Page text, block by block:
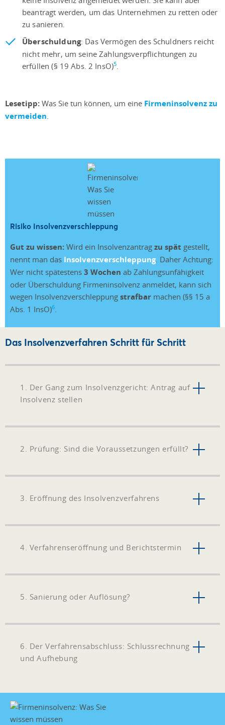
beantragt werden, um das Unternehmen zu retten oder
zu sanieren.
Überschuldung: Das Vermögen des Schuldners reicht
nicht mehr, um seine Zahlungsverpflichtungen zu
erfüllen (§ 19 Abs. 2 InsO)5
Lesetipp: Was Sie tun können, um eine Firmeninsolvenz zu
vermeiden
Risiko Insolvenzverschleppung
Gut zu wissen: Wird ein Insolvenzantrag zu spät gestellt,
nennt man das Insolvenzverschleppung. Daher Achtung:
Wer nicht spätestens 3 Wochen ab Zahlungsunfähigkeit
oder Überschuldung Firmeninsolvenz anmeldet, kann sich
wegen Insolvenzverschleppung strafbar machen (§§ 15 a
Abs. 1 InsO)6
Das Insolvenzverfahren Schritt für Schritt
1. Der Gang zum Insolvenzgericht: Antrag auf
Insolvenz stellen
2. Prüfung: Sind die Voraussetzungen erfüllt?
3. Eröffnung des Insolvenzverfahrens
4. Verfahrenseröffnung und Berichtstermin
5. Sanierung oder Auflösung?
6. Der Verfahrensabschluss: Schlussrechnung
und Aufhebung